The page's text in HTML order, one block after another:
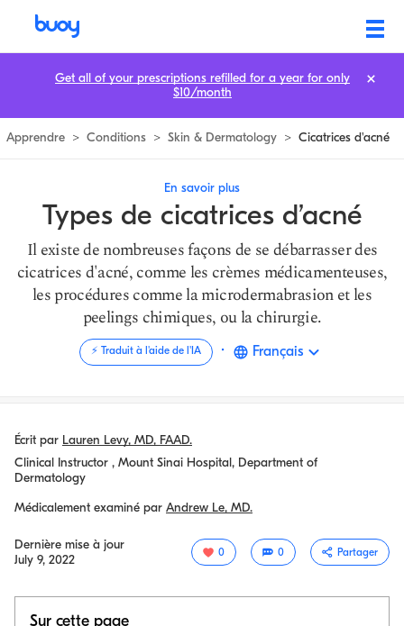
Apprendre > Conditions > Skin & Dermatology > Cicatrices d'acné
En savoir plus
Types de cicatrices d’acné
Il existe de nombreuses façons de se débarrasser des
cicatrices d'acné, comme les crèmes médicamenteuses,
les procédures comme la microdermabrasion et les
peelings chimiques, ou la chirurgie.
⚡️ Traduit à l'aide de l'IA · Français
Écrit par Lauren Levy, MD, FAAD.
Clinical Instructor , Mount Sinai Hospital, Department of
Dermatology
Médicalement examiné par Andrew Le, MD.
Dernière mise à jour
July 9, 2022
0 0 Partager
Sur cette page
Get all of your prescriptions refilled for a year for only
$10/month